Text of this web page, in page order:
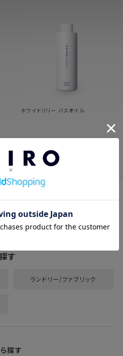
ホワイトリリー バスオイル
4,180 円（税込）
す
ランドリー/ファブリック
探す